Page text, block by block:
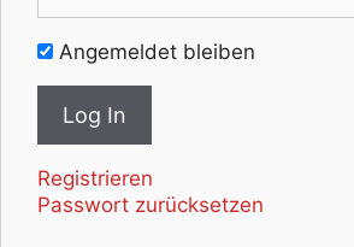
Angemeldet bleiben
Registrieren
Passwort zurücksetzen